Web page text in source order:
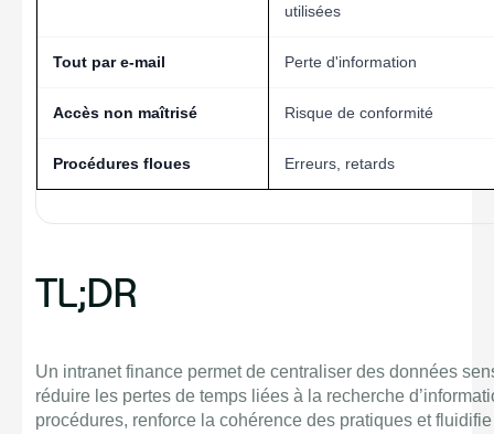
utilisées
Tout par e-mail Perte d'information
Accès non maîtrisé Risque de conformité
Procédures floues Erreurs, retards
TL;DR
Un intranet finance permet de centraliser des données
réduire les pertes de temps liées à la recherche
procédures, renforce la cohérence des pratiques et